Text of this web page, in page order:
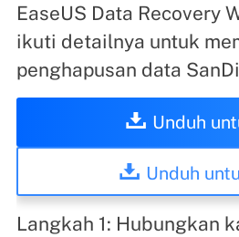
EaseUS Data Recovery
ikuti detailnya untuk
penghapusan data
Unduh
Unduh
Langkah 1: Hubungkan